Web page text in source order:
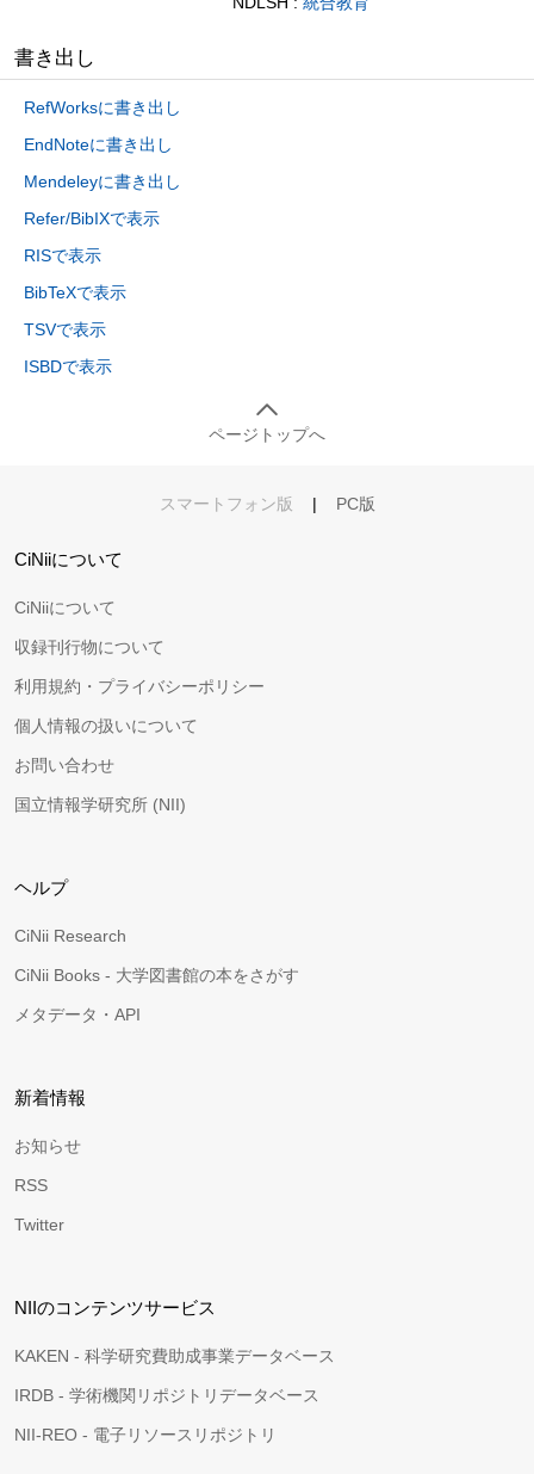
書き出し
RefWorksに書き出し
EndNoteに書き出し
Mendeleyに書き出し
Refer/BibIXで表示
RISで表示
BibTeXで表示
TSVで表示
ISBDで表示
ページトップへ
スマートフォン版 | PC版
CiNiiについて
CiNiiについて
収録刊行物について
利用規約・プライバシーポリシー
個人情報の扱いについて
お問い合わせ
国立情報学研究所 (NII)
ヘルプ
CiNii Research
CiNii Books - 大学図書館の本をさがす
メタデータ・API
新着情報
お知らせ
RSS
Twitter
NIIのコンテンツサービス
KAKEN - 科学研究費助成事業データベース
IRDB - 学術機関リポジトリデータベース
NII-REO - 電子リソースリポジトリ